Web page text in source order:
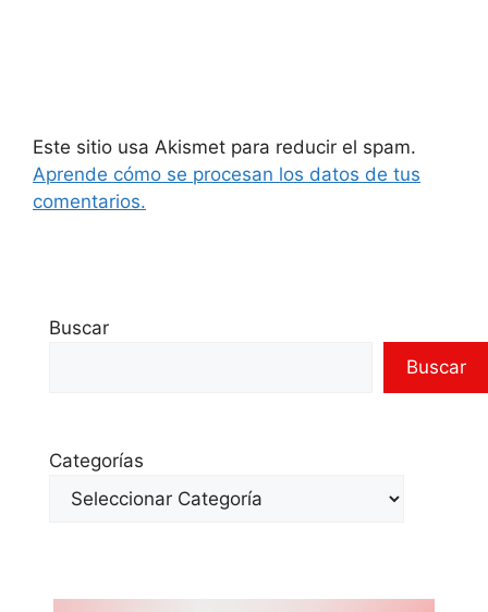
Este sitio usa Akismet para reducir el spam.
Aprende cómo se procesan los datos de tus
comentarios.
Buscar
Buscar
Categorías